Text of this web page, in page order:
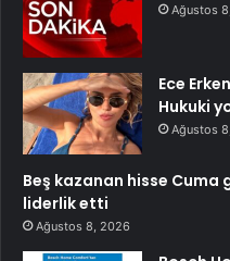
Ağustos
Ece
Hukuki
Ağustos
Beş kazanan hisse Cuma
liderlik etti
Ağustos 8, 2026